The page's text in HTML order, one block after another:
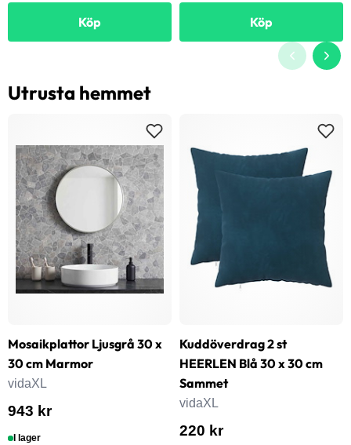
Köp Köp
Utrusta hemmet
Mosaikplattor Ljusgrå 30 x
30 cm Marmor
vidaXL
943 kr
I lager
Kuddöverdrag 2 st
HEERLEN Blå 30 x 30 cm
Sammet
vidaXL
220 kr